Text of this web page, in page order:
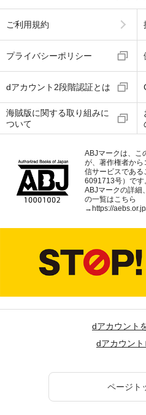
ご利用規約
プライバシーポリシー
dアカウント2段階認証とは
海賊版に関する取り組みに
ついて
ABJマークは、こ
が、著作権者か
信サービスであ
6091713号）です
ABJマークの詳細
の一覧はこちら
→ https://
dアカウント
dアカウント
ページト